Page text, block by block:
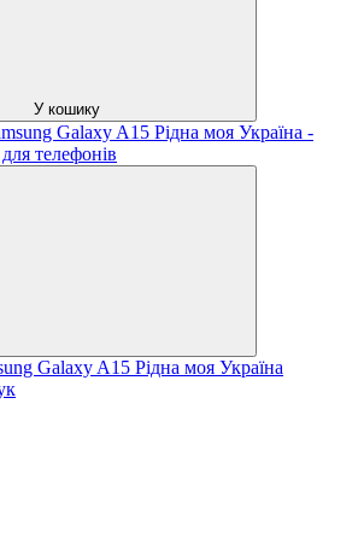
У кошику
Galaxy A15 Рідна моя Україна